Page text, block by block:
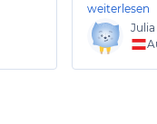
weiterlesen
Julia